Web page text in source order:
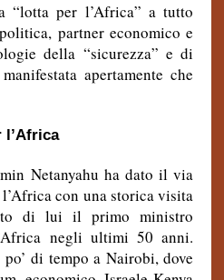
“lotta per l’Africa” a tutto
partner economico e
della “sicurezza” e di
apertamente che
l’Africa
Netanyahu ha dato il via
con una storica visita
di lui il primo ministro
negli ultimi 50 anni.
di tempo a Nairobi, dove